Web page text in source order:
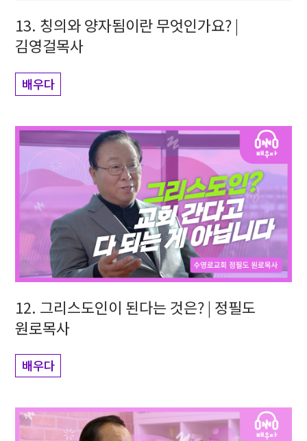
13. 칭의와 양자됨이란 무엇인가요? |
김영걸목사
배우다
12. 그리스도인이 된다는 것은? | 정필도
원로목사
배우다